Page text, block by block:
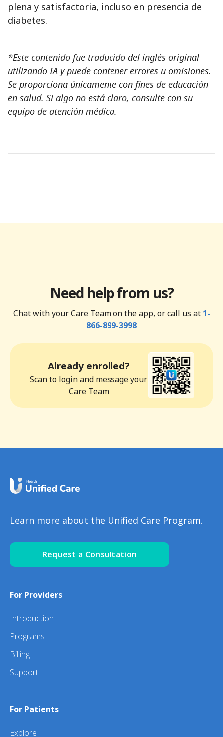
plena y satisfactoria, incluso en presencia de
diabetes.
*Este contenido fue traducido del inglés original
utilizando IA y puede contener errores u omisiones.
Se proporciona únicamente con fines de educación
en salud. Si algo no está claro, consulte con su
equipo de atención médica.
Need help from us?
Chat with your Care Team on the app, or call us at 1-
866-899-3998
Already enrolled?
Scan to login and message your
Care Team
Learn more about the Unified Care Program.
Request a Consultation
For Providers
Introduction
Programs
Billing
Support
For Patients
Explore